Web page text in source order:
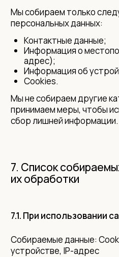
Мы собираем только
персональных данных:
Контактные данные;
Информация о
адрес);
Информация об
Cookies.
Мы не собираем другие
принимаем меры, чтобы
сбор лишней информации.
7. Список
их обработки
7.1. При использовании
Собираемые данные:
устройстве, IP-адрес